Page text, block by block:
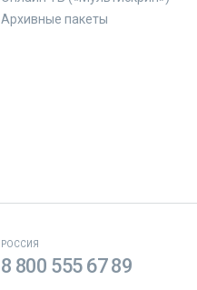
Архивные пакеты
РОССИЯ
8 800 555 67 89